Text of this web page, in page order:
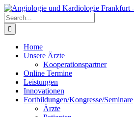
Zum
Inhalt
springen
Search
for:
Home
Unsere Ärzte
Kooperationspartner
Online Termine
Leistungen
Innovationen
Fortbildungen/Kongresse/Seminare
Ärzte